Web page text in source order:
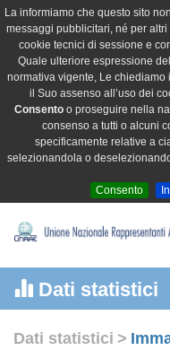
La informiamo che questo sito
messaggi pubblicitari, né per
cookie tecnici di sessione e
Quale ulteriore espressione
normativa vigente, Le chiediamo
il Suo assenso all’uso dei
Consento o proseguire nella
consenso a tutti o alcuni
specificamente relative a
selezionandola o
Consento
Dati statistici
Dati statistici >